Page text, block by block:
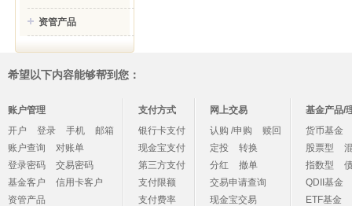
资管产品
希望以下内容能够帮到您：
账户管理
开户
登录 手机
邮箱
账户查询
对账单
登录密码
交易密码
基金客户
信用卡客户
资管产品
支付方式
银行卡支付
现金宝支付
第三方支付
支付限额
支付费率
网上交易
认购 /申购
赎回
定投
转换
分红
撤单
交易申请查询
现金宝交易
基金产品/
货币基金
股票型
指数型
QDII基金
ETF基金